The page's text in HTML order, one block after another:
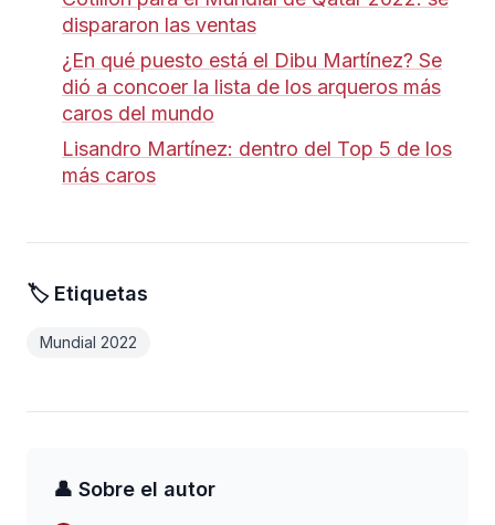
dispararon las ventas
¿En qué puesto está el Dibu Martínez? Se
dió a concoer la lista de los arqueros más
caros del mundo
Lisandro Martínez: dentro del Top 5 de los
más caros
🏷️ Etiquetas
Mundial 2022
👤 Sobre el autor